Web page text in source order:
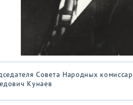
Совета Народных
Кунаев